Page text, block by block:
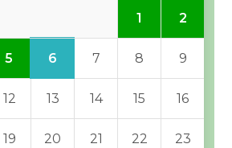
1 2
5 6 7 8 9
12 13 14 15 16
19 20 21 22 23